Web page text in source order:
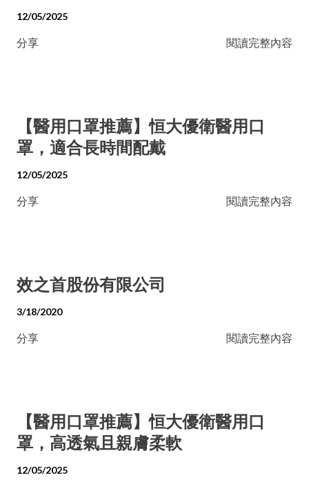
12/05/2025
分享 閱讀完整內容
【醫用口罩推薦】恒大優衛醫用口
罩，適合長時間配戴
12/05/2025
分享 閱讀完整內容
效之首股份有限公司
3/18/2020
分享 閱讀完整內容
【醫用口罩推薦】恒大優衛醫用口
罩，高透氣且親膚柔軟
12/05/2025